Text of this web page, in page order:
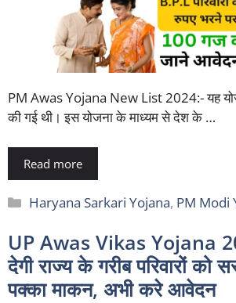
PM Awas Yojana New List 2024:- यह
की गई थी। इस योजना के माध्यम से देश के …
Read more
Categories
Haryana Sarkari Yojana, PM Modi
UP Awas Vikas Yojana
देगी राज्य के गरीब परिवारों को
पक्का माकन, अभी करे आवेदन